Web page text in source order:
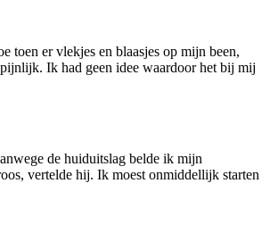
toen er vlekjes en blaasjes op mijn been,
Ik had geen idee waardoor het bij mij
de huiduitslag belde ik mijn
vertelde hij. Ik moest onmiddellijk starten